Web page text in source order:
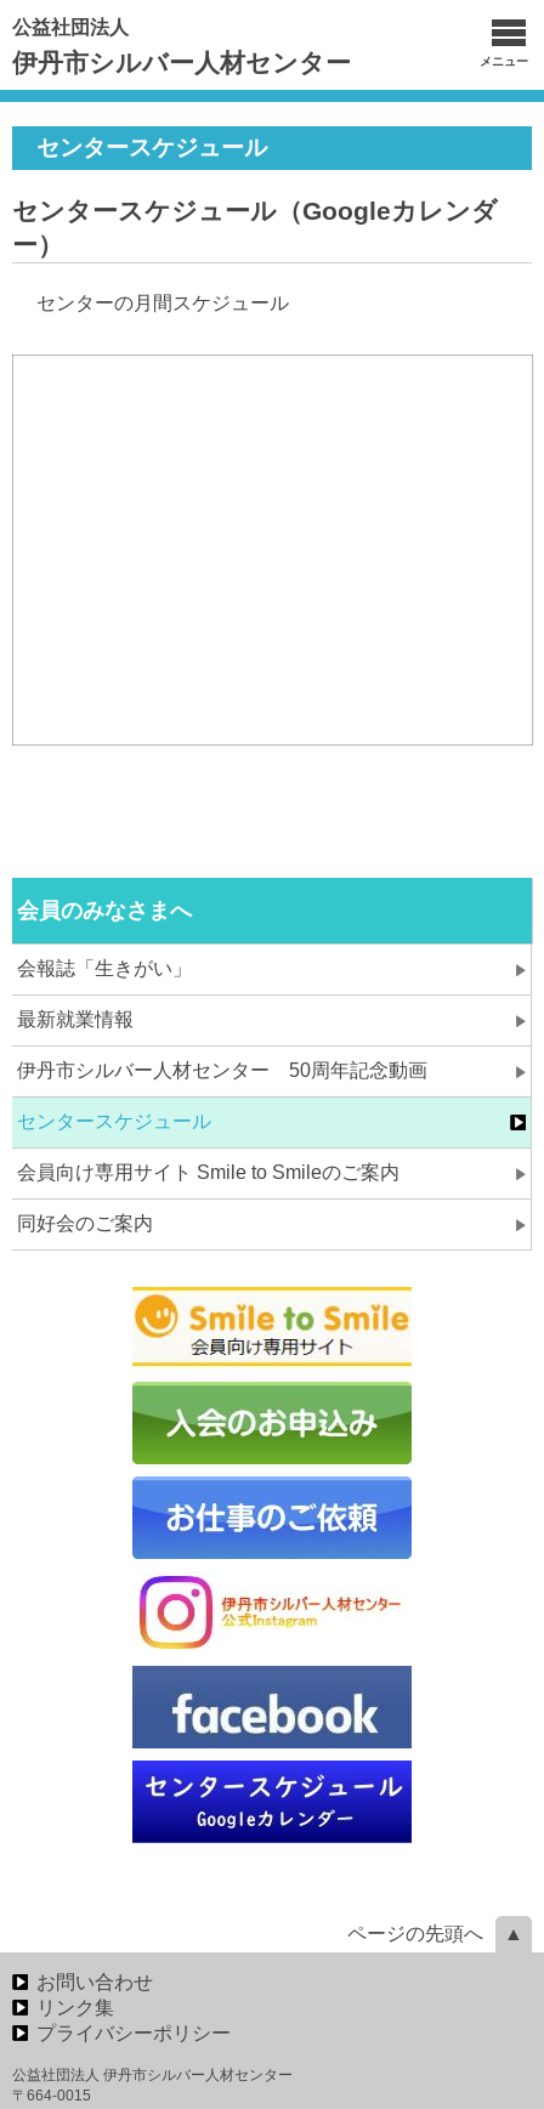
公益社団法人
伊丹市シルバー人材センター メニュー
センタースケジュール
センタースケジュール（Googleカレンダ
ー）
センターの月間スケジュール
会員のみなさまへ
会報誌「生きがい」
最新就業情報
伊丹市シルバー人材センター 50周年記念動画
センタースケジュール
会員向け専用サイト Smile to Smileのご案内
同好会のご案内
ページの先頭へ
お問い合わせ
リンク集
プライバシーポリシー
公益社団法人 伊丹市シルバー人材センター
〒664-0015